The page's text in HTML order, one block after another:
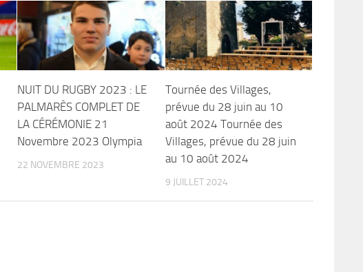
NUIT DU RUGBY 2023 : LE
PALMARÈS COMPLET DE
LA CÉRÉMONIE 21
Novembre 2023 Olympia
22 NOVEMBRE 2023
Tournée des Villages,
prévue du 28 juin au 10
août 2024 Tournée des
Villages, prévue du 28 juin
au 10 août 2024
9 JUILLET 2024